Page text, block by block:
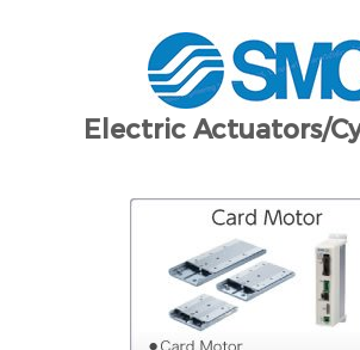
Electric Actuators/